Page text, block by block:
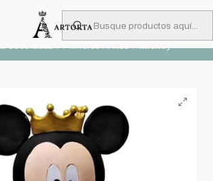
MUCHA ANTICIPACIÓN
decoradas Primeros Añitos Mickey